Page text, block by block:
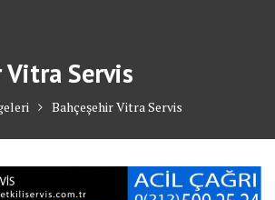
Vitra Servis
Bahçeşehir Vitra Servis